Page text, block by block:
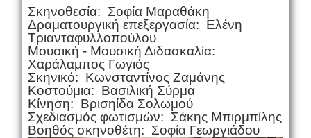
Σκηνοθεσία: Σοφία Μαραθάκη
Δραματουργική επεξεργασία: Ελένη
Τριανταφυλλοπούλου
Μουσική - Μουσική Διδασκαλία:
Χαράλαμπος Γωγιός
Σκηνικό: Κωνσταντίνος Ζαμάνης
Κοστούμια: Βασιλική Σύρμα
Κίνηση: Βρισηίδα Σολωμού
Σχεδιασμός φωτισμών: Σάκης Μπιρμπίλης
Βοηθός σκηνοθέτη: Σοφία Γεωργιάδου